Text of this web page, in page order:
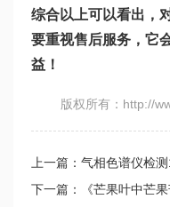
综合以上可以看出，
要重视售后服务，它
益！
版权所有：http://
上一篇：气相色谱仪检
度 助力果蔬贮藏保鲜
下一篇：《芒果叶中芒